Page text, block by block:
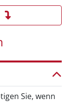
Sie, wenn